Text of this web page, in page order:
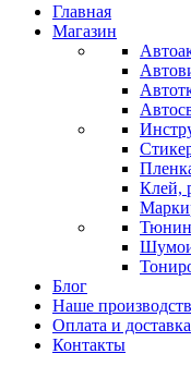
Главная
Магазин
Клей,
Блог
Наше
Оплата и доставка
Контакты